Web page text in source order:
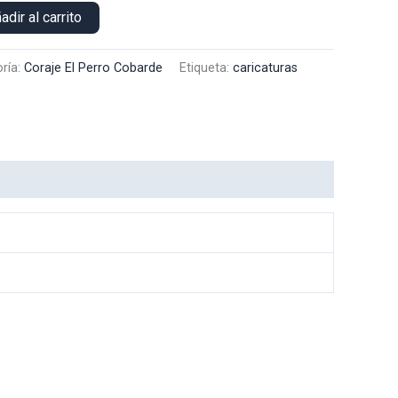
al carrito
Coraje El Perro Cobarde Etiqueta: caricaturas